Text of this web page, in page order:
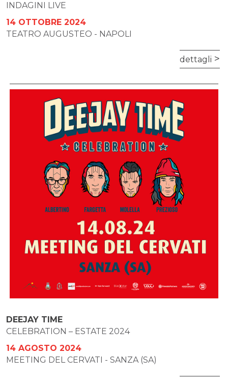
INDAGINI LIVE
14 OTTOBRE 2024
TEATRO AUGUSTEO - NAPOLI
dettagli
DEEJAY TIME
CELEBRATION – ESTATE 2024
14 AGOSTO 2024
MEETING DEL CERVATI - SANZA (SA)